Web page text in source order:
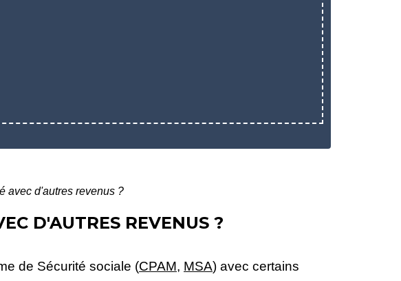
avec d'autres revenus ?
D'AUTRES REVENUS ?
de Sécurité sociale (CPAM, MSA) avec certains